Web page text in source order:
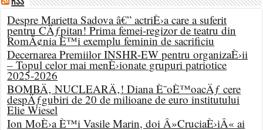
Despre Marietta Sadova â€” actriÈ›a care a suferit
pentru CÄƒpitan! Prima femei-regizor de teatru din
RomÃ¢nia È™i exemplu feminin de sacrificiu
Decernarea Premiilor INSHR-EW pentru organizaÈ›ii
– Topul celor mai menÈ›ionate grupuri patriotice
2025-2026
BOMBÄ‚ NUCLEARÄ‚! Diana È˜oÈ™oacÄƒ cere
despÄƒgubiri de 20 de milioane de euro institutului
Elie Wiesel
Ion MoÈ›a È™i Vasile Marin, doi Â»CruciaÈ›iÂ« ai